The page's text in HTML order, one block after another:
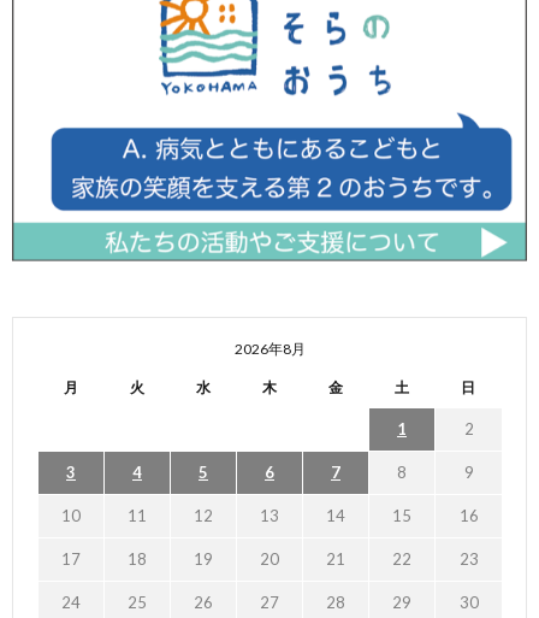
2026年8月
月 火 水 木 金 土 日
1 2
3 4 5 6 7 8 9
10 11 12 13 14 15 16
17 18 19 20 21 22 23
24 25 26 27 28 29 30